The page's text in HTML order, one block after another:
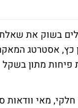
בשוק את
כץ, אסטרטג
מאי וודאות